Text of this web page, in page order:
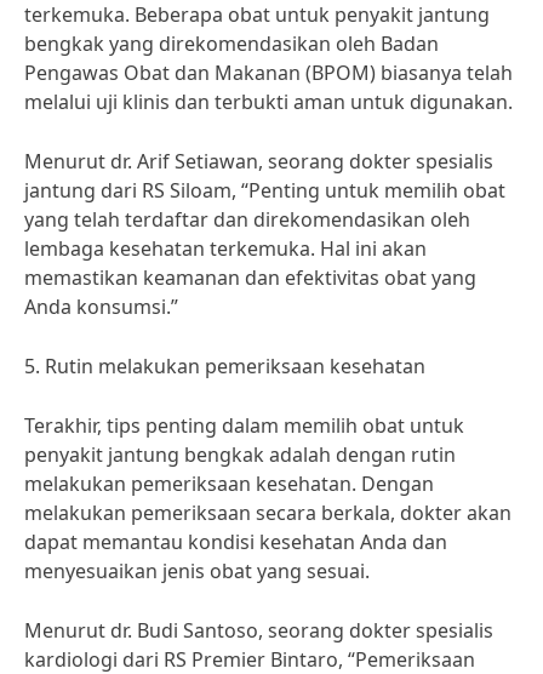
terkemuka. Beberapa obat untuk penyakit jantung
bengkak yang direkomendasikan oleh Badan
Pengawas Obat dan Makanan (BPOM) biasanya telah
melalui uji klinis dan terbukti aman untuk digunakan.
Menurut dr. Arif Setiawan, seorang dokter spesialis
jantung dari RS Siloam, “Penting untuk memilih obat
yang telah terdaftar dan direkomendasikan oleh
lembaga kesehatan terkemuka. Hal ini akan
memastikan keamanan dan efektivitas obat yang
Anda konsumsi.”
5. Rutin melakukan pemeriksaan kesehatan
Terakhir, tips penting dalam memilih obat untuk
penyakit jantung bengkak adalah dengan rutin
melakukan pemeriksaan kesehatan. Dengan
melakukan pemeriksaan secara berkala, dokter akan
dapat memantau kondisi kesehatan Anda dan
menyesuaikan jenis obat yang sesuai.
Menurut dr. Budi Santoso, seorang dokter spesialis
kardiologi dari RS Premier Bintaro, “Pemeriksaan